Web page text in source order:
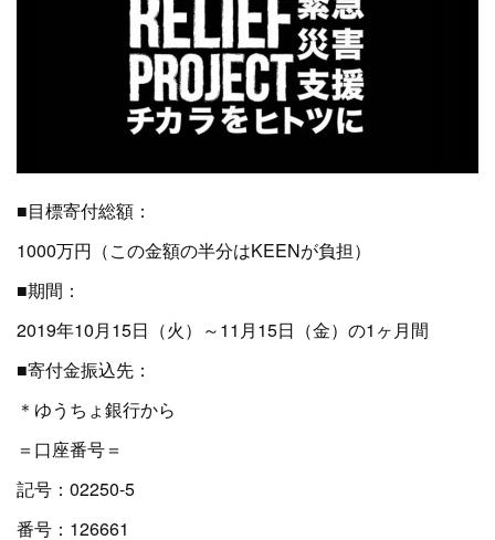
■目標寄付総額：
1000万円（この金額の半分はKEENが負担）
■期間：
2019年10月15日（火）～11月15日（金）の1ヶ月間
■寄付金振込先：
＊ゆうちょ銀行から
＝口座番号＝
記号：02250-5
番号：126661